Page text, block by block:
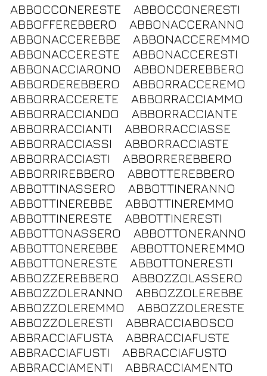
ABBOCCONERESTE
ABBOCCONERESTI
ABBOFFEREBBERO
ABBONACCERANNO
ABBONACCEREBBE
ABBONACCEREMMO
ABBONACCERESTE
ABBONACCERESTI
ABBONACCIARONO
ABBONDEREBBERO
ABBORDEREBBERO
ABBORRACCEREMO
ABBORRACCERETE
ABBORRACCIAMMO
ABBORRACCIANDO
ABBORRACCIANTE
ABBORRACCIANTI
ABBORRACCIASSE
ABBORRACCIASSI
ABBORRACCIASTE
ABBORRACCIASTI
ABBORREREBBERO
ABBORRIREBBERO
ABBOTTEREBBERO
ABBOTTINASSERO
ABBOTTINERANNO
ABBOTTINEREBBE
ABBOTTINEREMMO
ABBOTTINERESTE
ABBOTTINERESTI
ABBOTTONASSERO
ABBOTTONERANNO
ABBOTTONEREBBE
ABBOTTONEREMMO
ABBOTTONERESTE
ABBOTTONERESTI
ABBOZZEREBBERO
ABBOZZOLASSERO
ABBOZZOLERANNO
ABBOZZOLEREBBE
ABBOZZOLEREMMO
ABBOZZOLERESTE
ABBOZZOLERESTI
ABBRACCIABOSCO
ABBRACCIAFUSTA
ABBRACCIAFUSTE
ABBRACCIAFUSTI
ABBRACCIAFUSTO
ABBRACCIAMENTI
ABBRACCIAMENTO